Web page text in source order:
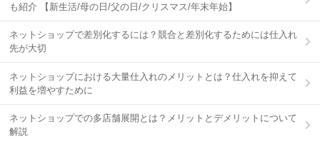
も紹介 【新生活/母の日/父の日/クリスマス/年末年始】
ネットショップで差別化するには？競合と差別化するためには仕入れ
先が大切
ネットショップにおける大量仕入れのメリットとは？仕入れを抑えて
利益を増やすために
ネットショップでの多店舗展開とは？メリットとデメリットについて
解説